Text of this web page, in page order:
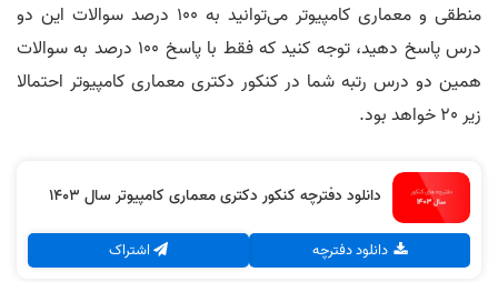
منطقی و معماری کامپیوتر می‌توانید به 100 درصد سوالات این دو
درس پاسخ دهید، توجه کنید که فقط با پاسخ 100 درصد به سوالات
همین دو درس رتبه شما در کنکور دکتری معماری کامپیوتر احتمالا
زیر 20 خواهد بود.
دانلود دفترچه کنکور دکتری معماری کامپیوتر سال 1403
دانلود دفترچه اشتراک